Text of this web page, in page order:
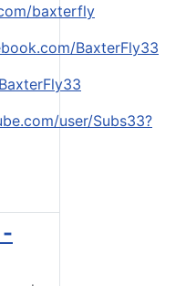
baxterfly
BaxterFly33
user/Subs33?